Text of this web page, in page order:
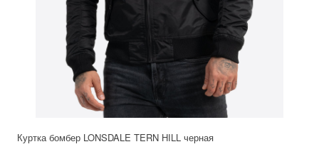
Куртка бомбер LONSDALE TERN HILL черная